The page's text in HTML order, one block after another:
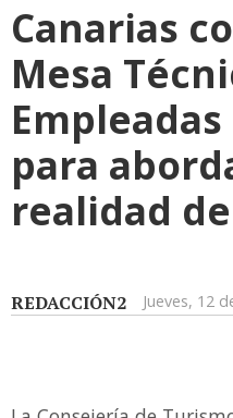
Canarias
Mesa
para
realidad
REDACCIÓN2 Jueves, 12